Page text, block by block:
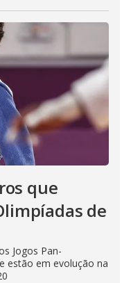
que
de
Jogos Pan-
estão em evolução na